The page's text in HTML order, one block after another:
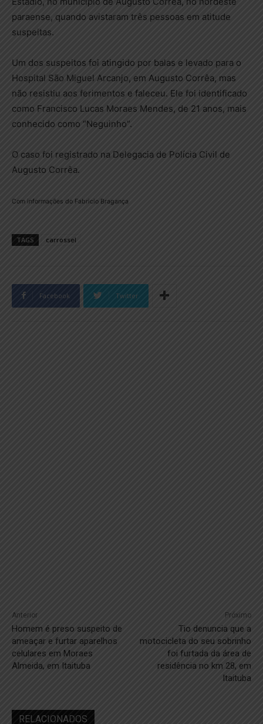
paraense, quando avistaram três pessoas em atitude
suspeitas.
Um dos suspeitos foi atingido por balas e levado para o
Hospital São Miguel Arcanjo, em Augusto Corrêa, mas
não resistiu aos ferimentos e faleceu. Ele foi identificado
como Francisco Lucas Moraes Mendes, de 21 anos, mais
conhecido como “Neguinho”.
O caso foi registrado na Delegacia de Polícia Civil de
Augusto Corrêa.
Com informações do Fabricio Bragança
TAGS carrossel
Facebook Twitter
Anterior
Homem é preso suspeito de
ameaçar e furtar aparelhos
celulares em Moraes
Almeida, em Itaituba
Próximo
Tio denuncia que a
motocicleta do seu sobrinho
foi furtada da área de
residência no km 28, em
Itaituba
RELACIONADOS